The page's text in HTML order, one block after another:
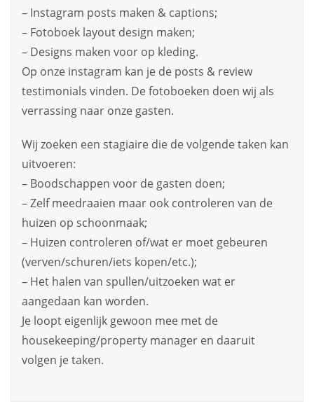
– Instagram posts maken & captions;
– Fotoboek layout design maken;
– Designs maken voor op kleding.
Op onze instagram kan je de posts & review
testimonials vinden. De fotoboeken doen wij als
verrassing naar onze gasten.
Wij zoeken een stagiaire die de volgende taken kan
uitvoeren:
– Boodschappen voor de gasten doen;
– Zelf meedraaien maar ook controleren van de
huizen op schoonmaak;
– Huizen controleren of/wat er moet gebeuren
(verven/schuren/iets kopen/etc.);
– Het halen van spullen/uitzoeken wat er
aangedaan kan worden.
Je loopt eigenlijk gewoon mee met de
housekeeping/property manager en daaruit
volgen je taken.